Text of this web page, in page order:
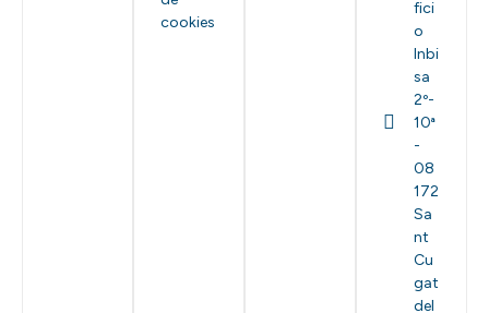
cookies
fici
o
Inbi
sa
2º-
10ª
-
08
172
Sa
nt
Cu
gat
del